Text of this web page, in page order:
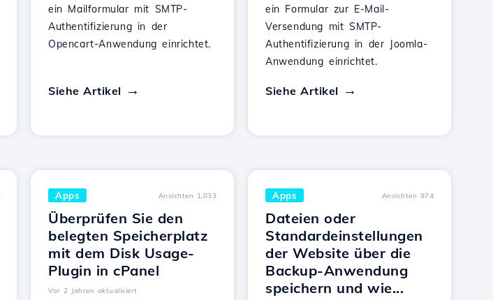
ein Mailformular mit SMTP-
Authentifizierung in der
Opencart-Anwendung einrichtet.
Siehe Artikel
ein Formular zur E-Mail-
Versendung mit SMTP-
Authentifizierung in der Joomla-
Anwendung einrichtet.
Siehe Artikel
Apps Ansichten 1,033
Überprüfen Sie den
belegten Speicherplatz
mit dem Disk Usage-
Plugin in cPanel
Vor 2 Jahren aktualisiert
Apps Ansichten 974
Dateien oder
Standardeinstellungen
der Website über die
Backup-Anwendung
speichern und wie...